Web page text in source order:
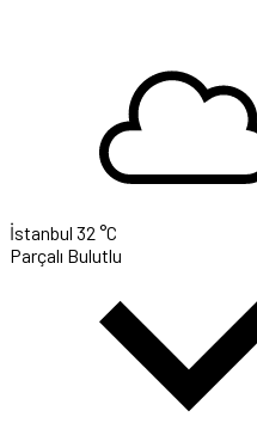
İstanbul 32 °C
Parçalı Bulutlu